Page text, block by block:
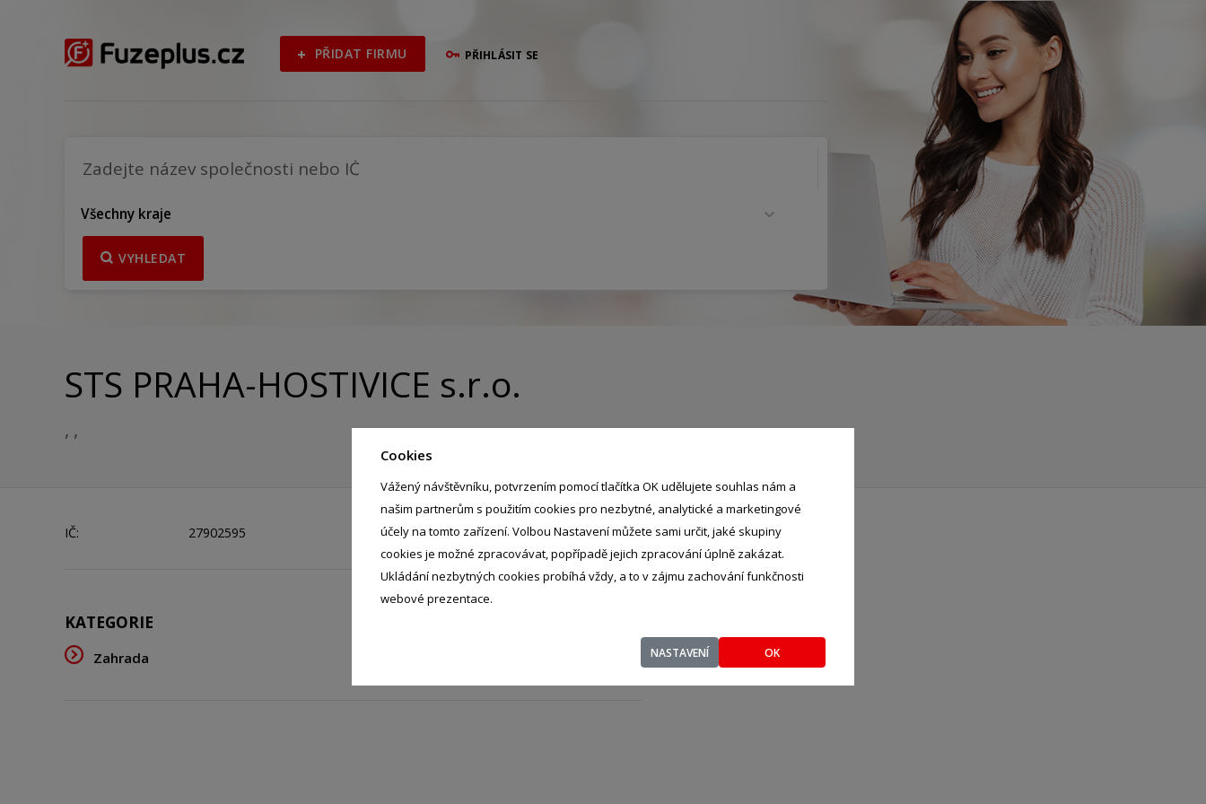
Cookies
Vážený návštěvníku, potvrzením pomocí tlačítka OK udělujete souhlas nám a
našim partnerům s použitím cookies pro nezbytné, analytické a marketingové
účely na tomto zařízení. Volbou Nastavení můžete sami určit, jaké skupiny
cookies je možné zpracovávat, popřípadě jejich zpracování úplně zakázat.
Ukládání nezbytných cookies probíhá vždy, a to v zájmu zachování funkčnosti
webové prezentace.
NASTAVENÍ OK
PŘIDAT FIRMU PŘIHLÁSIT SE
Všechny kraje
VYHLEDAT
STS PRAHA-HOSTIVICE s.r.o.
, ,
IČ: 27902595
KATEGORIE
Zahrada